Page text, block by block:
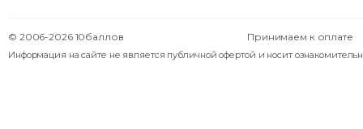
© 2006-2026 10баллов Принимаем к оплате
Информация на сайте не является публичной офертой и носит